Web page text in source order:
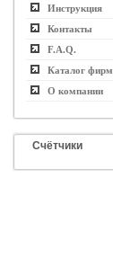
Инструкция
Контакты
F.A.Q.
Каталог фирм
О компании
Счётчики